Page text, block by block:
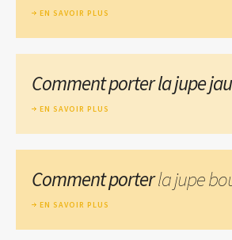
EN SAVOIR PLUS
Comment porter la jupe
EN SAVOIR PLUS
Comment porterla jupe
EN SAVOIR PLUS